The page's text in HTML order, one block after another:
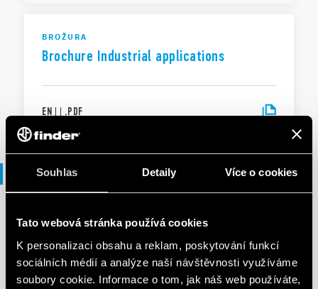
Souhlas Detaily Více o cookies
Tato webová stránka používá cookies
K personalizaci obsahu a reklam, poskytování funkcí
sociálních médií a analýze naší návštěvnosti využíváme
soubory cookie. Informace o tom, jak náš web používáte,
BROŽURA
Brochure Industrial applications
EN | | .PDF
Prohlášení o shodě
DECLARATION OF CONFORMITY - UKCA
UKCA 60 Series